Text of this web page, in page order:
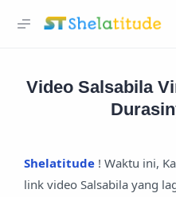
Video Salsabila
Shelatitude ! Waktu ini,
link video Salsabila yang